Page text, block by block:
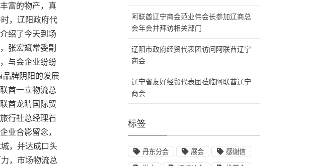
富的物产，真
，辽阳政府代
绍了今天到场
张宏斌常委副
与会企业纷纷
品牌阴阳的发展
酋一立物流总
酋龙睛国际贸
行社总经理石
业合影留念，
，并达成口头
，市场物流总
阿联酋辽宁商会范业伟会长参加辽商总
会年会并拜访相关部门
辽阳市政府经贸代表团访问阿联酋辽宁
商会
辽宁省友好经贸代表团莅临阿联酋辽宁
商会
标签
丹东分会 展会 感谢信